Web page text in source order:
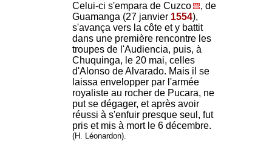
Celui-ci s'empara de Cuzco
, de
Guamanga (27 janvier 1554),
s'avança vers la côte et y battit
dans une première rencontre les
troupes de l'Audiencia, puis, à
Chuquinga, le 20 mai, celles
d'Alonso de Alvarado. Mais il se
laissa envelopper par l'armée
royaliste au rocher de Pucara, ne
put se dégager, et après avoir
réussi à s'enfuir presque seul, fut
pris et mis à mort le 6 décembre.
(H. Léonardon).